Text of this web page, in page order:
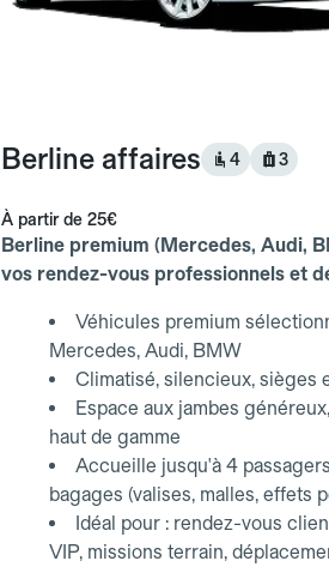
Berline affaires 4 3
À partir de 25€
Berline premium (Mercedes, Audi,
vos rendez-vous professionnels et
Véhicules premium
Mercedes, Audi, BMW
Climatisé, silencieux, sièges
Espace aux jambes
haut de gamme
Accueille jusqu'à 4
bagages (valises, malles, effets
Idéal pour : rendez-vous
VIP, missions terrain,